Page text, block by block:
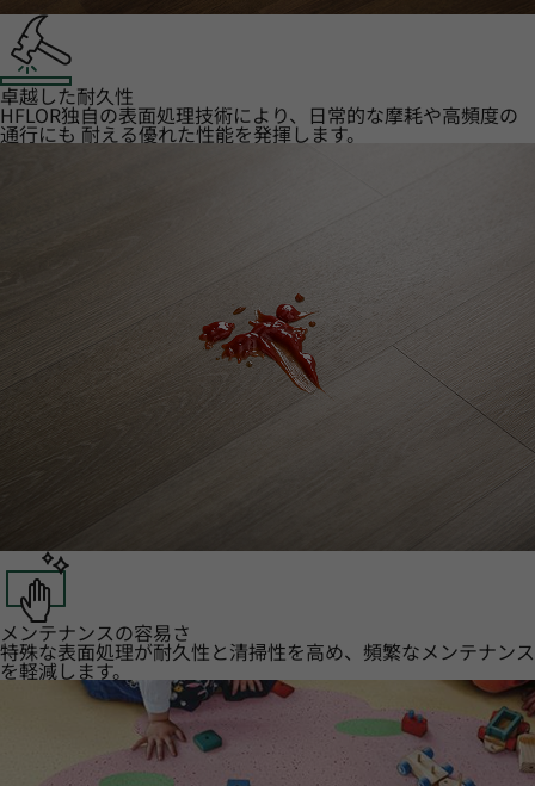
卓越した耐久性
HFLOR独自の表面処理技術により、日常的な摩耗や高頻度の
通行にも 耐える優れた性能を発揮します。
メンテナンスの容易さ
特殊な表面処理が耐久性と清掃性を高め、頻繁なメンテナンス
を軽減します。